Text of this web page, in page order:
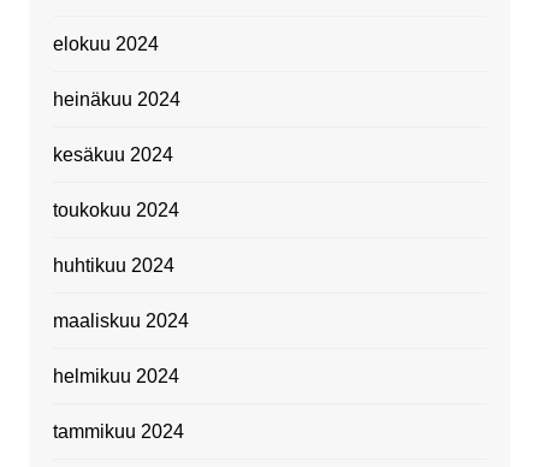
elokuu 2024
heinäkuu 2024
kesäkuu 2024
toukokuu 2024
huhtikuu 2024
maaliskuu 2024
helmikuu 2024
tammikuu 2024